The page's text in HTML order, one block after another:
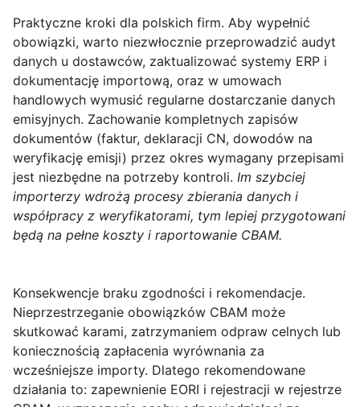
Praktyczne kroki dla polskich firm. Aby wypełnić
obowiązki, warto niezwłocznie przeprowadzić audyt
danych u dostawców, zaktualizować systemy ERP i
dokumentację importową, oraz w umowach
handlowych wymusić regularne dostarczanie danych
emisyjnych. Zachowanie kompletnych zapisów
dokumentów (faktur, deklaracji CN, dowodów na
weryfikację emisji) przez okres wymagany przepisami
jest niezbędne na potrzeby kontroli. Im szybciej
importerzy wdrożą procesy zbierania danych i
współpracy z weryfikatorami, tym lepiej przygotowani
będą na pełne koszty i raportowanie CBAM.
Konsekwencje braku zgodności i rekomendacje.
Nieprzestrzeganie obowiązków CBAM może
skutkować karami, zatrzymaniem odpraw celnych lub
koniecznością zapłacenia wyrównania za
wcześniejsze importy. Dlatego rekomendowane
działania to: zapewnienie EORI i rejestracji w rejestrze